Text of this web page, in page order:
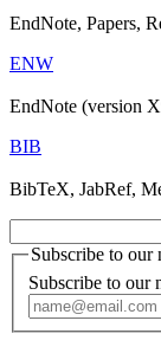
EndNote, Papers,
ENW
EndNote (version
BIB
BibTeX, JabRef,
Subscribe to our
Subscribe to our